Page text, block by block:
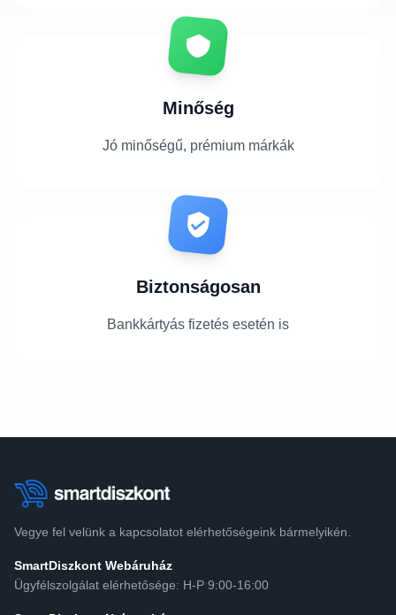
Minőség
Jó minőségű, prémium márkák
Biztonságosan
Bankkártyás fizetés esetén is
Vegye fel velünk a kapcsolatot elérhetőségeink bármelyikén.
SmartDiszkont Webáruház
Ügyfélszolgálat elérhetősége: H-P 9:00-16:00